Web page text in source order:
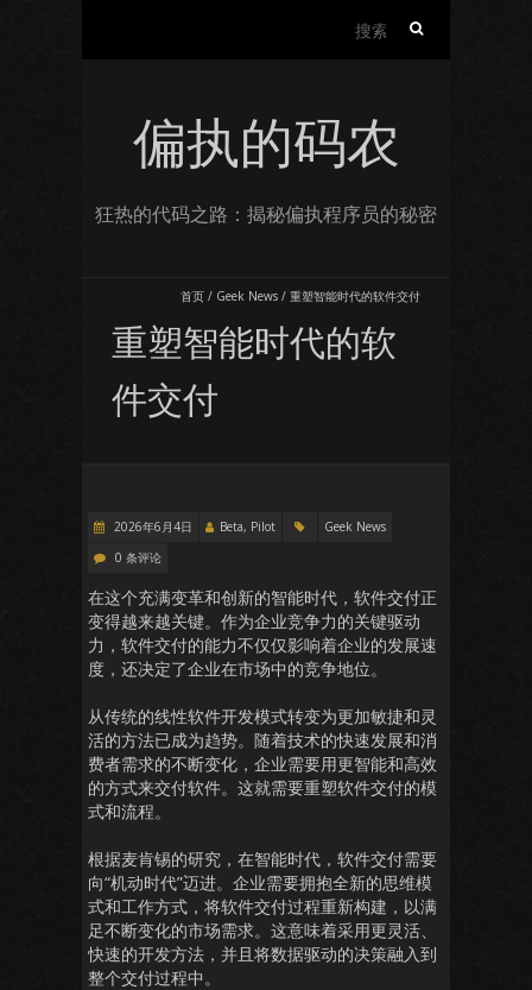
偏执的码农
狂热的代码之路：揭秘偏执程序员的秘密
首页 / Geek News / 重塑智能时代的软件交付
重塑智能时代的软
件交付
2026年6月4日 Beta, Pilot
Geek News
0 条评论
在这个充满变革和创新的智能时代，软件交付正
变得越来越关键。作为企业竞争力的关键驱动
力，软件交付的能力不仅仅影响着企业的发展速
度，还决定了企业在市场中的竞争地位。
从传统的线性软件开发模式转变为更加敏捷和灵
活的方法已成为趋势。随着技术的快速发展和消
费者需求的不断变化，企业需要用更智能和高效
的方式来交付软件。这就需要重塑软件交付的模
式和流程。
根据麦肯锡的研究，在智能时代，软件交付需要
向“机动时代”迈进。企业需要拥抱全新的思维模
式和工作方式，将软件交付过程重新构建，以满
足不断变化的市场需求。这意味着采用更灵活、
快速的开发方法，并且将数据驱动的决策融入到
整个交付过程中。